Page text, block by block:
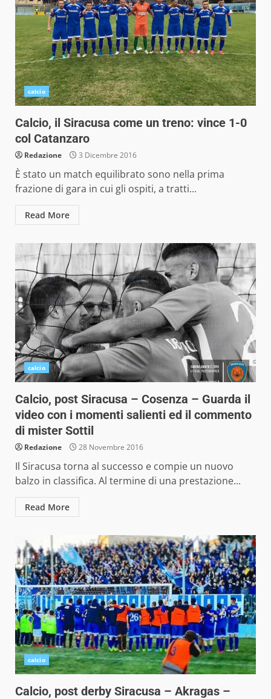
calcio
Calcio, il Siracusa come un treno: vince 1-0
col Catanzaro
Redazione 3 Dicembre 2016
È stato un match equilibrato sono nella prima
frazione di gara in cui gli ospiti, a tratti...
Read More
calcio
Calcio, post Siracusa – Cosenza – Guarda il
video con i momenti salienti ed il commento
di mister Sottil
Redazione 28 Novembre 2016
Il Siracusa torna al successo e compie un nuovo
balzo in classifica. Al termine di una prestazione...
Read More
calcio
Calcio, post derby Siracusa – Akragas –